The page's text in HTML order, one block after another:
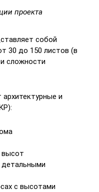
проекта
собой
30 до 150 листов (в
сложности
и
детальными
с высотами